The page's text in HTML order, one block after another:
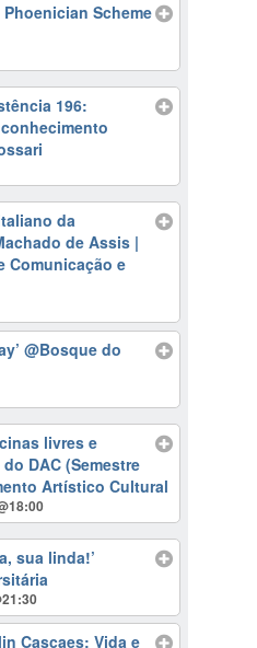
Scheme
196:
da
de Assis |
Comunicação e
@Bosque do
livres e
DAC (Semestre
Artístico Cultural
sua linda!’
Cascaes: Vida e